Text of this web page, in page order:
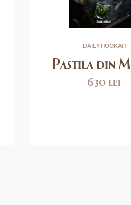
DAILY HOOKAH
Pastila din
630 lei